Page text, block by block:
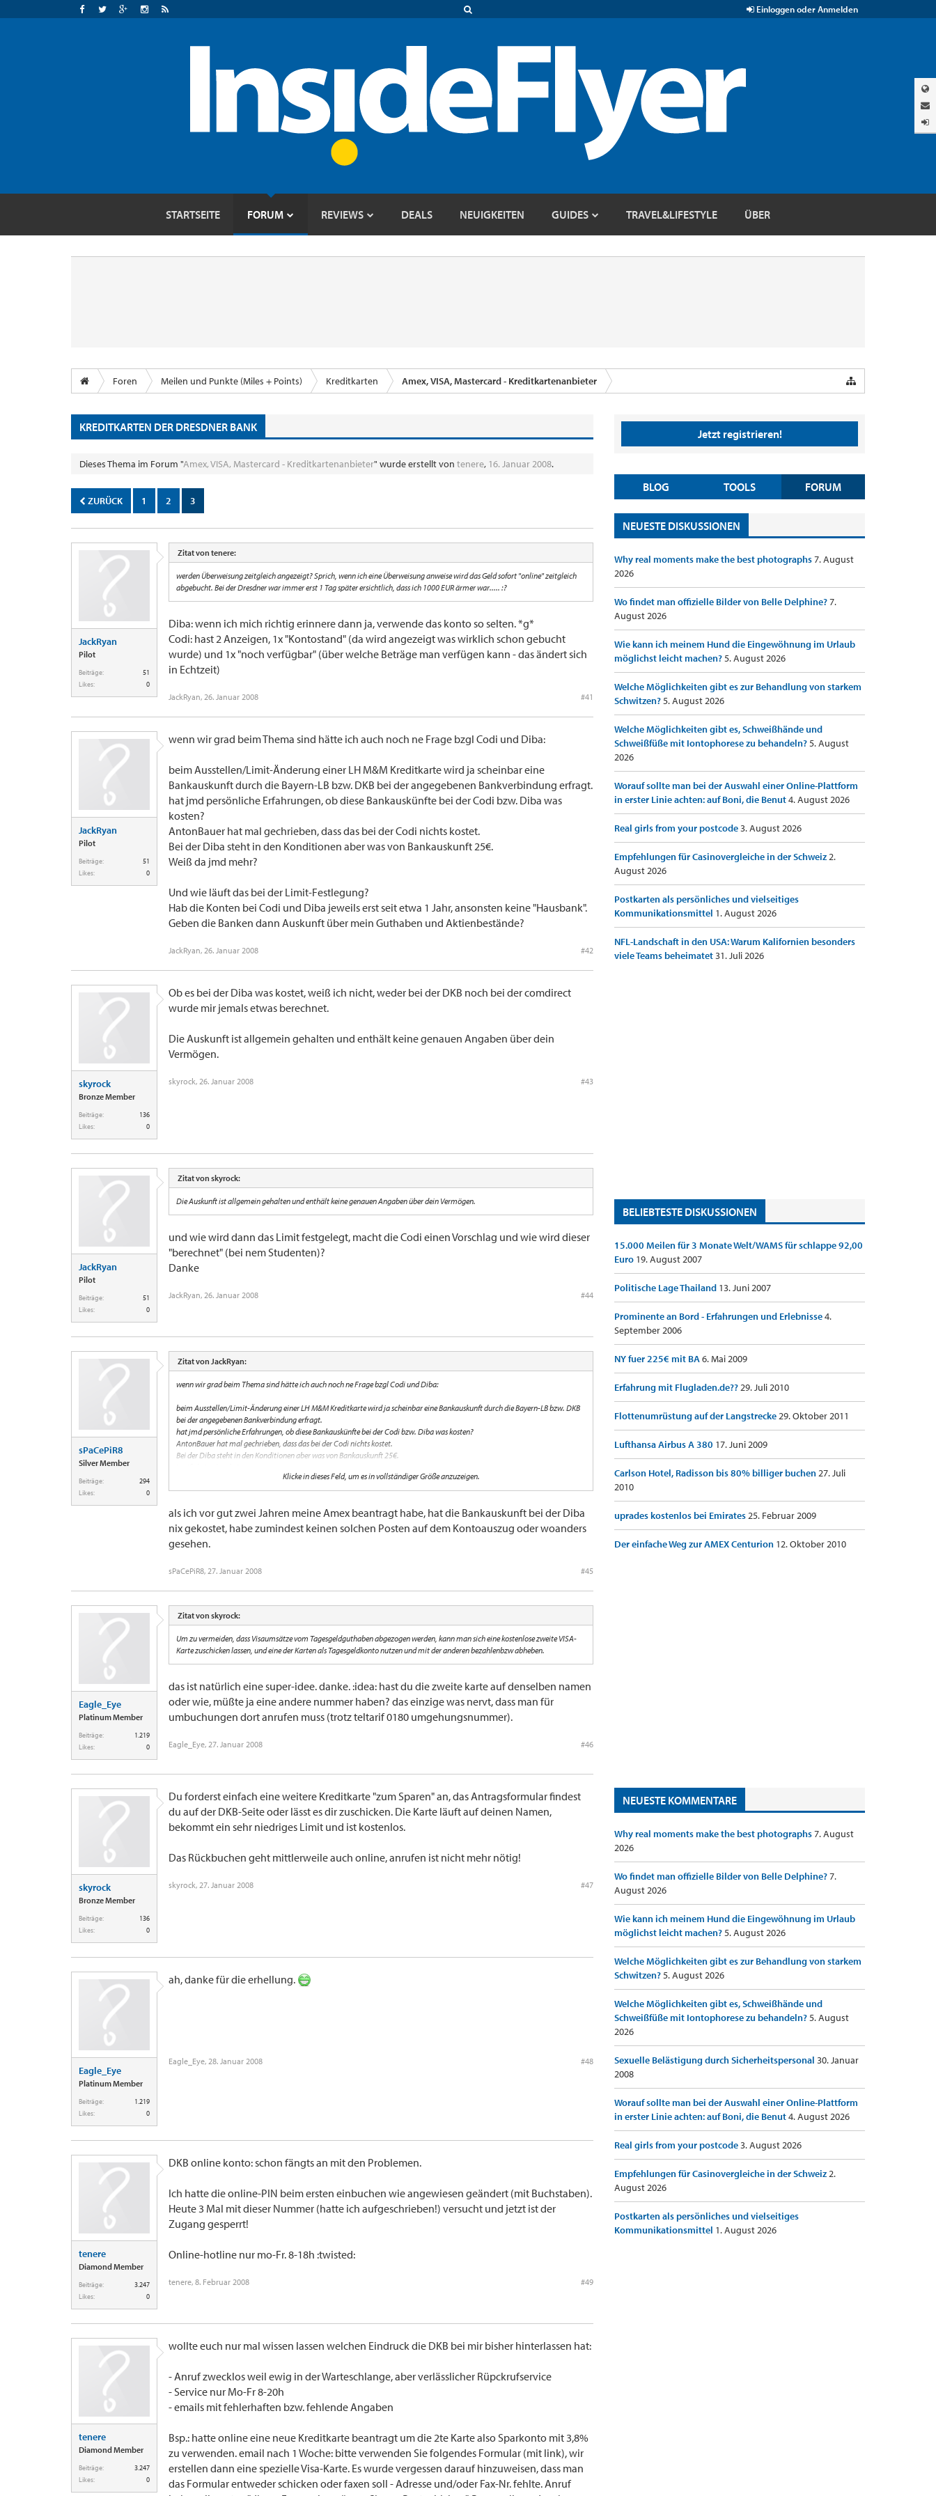
Einloggen oder Anmelden
STARTSEITE FORUM REVIEWS DEALS NEUIGKEITEN GUIDES TRAVEL&LIFESTYLE ÜBER
Foren Meilen und Punkte (Miles + Points) Kreditkarten Amex, VISA, Mastercard - Kreditkartenanbieter
KREDITKARTEN DER DRESDNER BANK
Dieses Thema im Forum "Amex, VISA, Mastercard - Kreditkartenanbieter" wurde erstellt von tenere, 16. Januar 2008.
ZURÜCK 1 2 3
JackRyan
Pilot
Beiträge:
51
Likes:
0
Zitat von tenere:
werden Überweisung zeitgleich angezeigt? Sprich, wenn ich eine Überweisung anweise wird das Geld sofort "online" zeitgleich
abgebucht. Bei der Dresdner war immer erst 1 Tag später ersichtlich, dass ich 1000 EUR ärmer war..... :?
Diba: wenn ich mich richtig erinnere dann ja, verwende das konto so selten. *g*
Codi: hast 2 Anzeigen, 1x "Kontostand" (da wird angezeigt was wirklich schon gebucht
wurde) und 1x "noch verfügbar" (über welche Beträge man verfügen kann - das ändert sich
in Echtzeit)
JackRyan, 26. Januar 2008 #41
JackRyan
Pilot
Beiträge:
51
Likes:
0
wenn wir grad beim Thema sind hätte ich auch noch ne Frage bzgl Codi und Diba:
beim Ausstellen/Limit-Änderung einer LH M&M Kreditkarte wird ja scheinbar eine
Bankauskunft durch die Bayern-LB bzw. DKB bei der angegebenen Bankverbindung erfragt.
hat jmd persönliche Erfahrungen, ob diese Bankauskünfte bei der Codi bzw. Diba was
kosten?
AntonBauer hat mal gechrieben, dass das bei der Codi nichts kostet.
Bei der Diba steht in den Konditionen aber was von Bankauskunft 25€.
Weiß da jmd mehr?
Und wie läuft das bei der Limit-Festlegung?
Hab die Konten bei Codi und Diba jeweils erst seit etwa 1 Jahr, ansonsten keine "Hausbank".
Geben die Banken dann Auskunft über mein Guthaben und Aktienbestände?
JackRyan, 26. Januar 2008 #42
skyrock
Bronze Member
Beiträge:
136
Likes:
0
Ob es bei der Diba was kostet, weiß ich nicht, weder bei der DKB noch bei der comdirect
wurde mir jemals etwas berechnet.
Die Auskunft ist allgemein gehalten und enthält keine genauen Angaben über dein
Vermögen.
skyrock, 26. Januar 2008 #43
JackRyan
Pilot
Beiträge:
51
Likes:
0
Zitat von skyrock:
Die Auskunft ist allgemein gehalten und enthält keine genauen Angaben über dein Vermögen.
und wie wird dann das Limit festgelegt, macht die Codi einen Vorschlag und wie wird dieser
"berechnet" (bei nem Studenten)?
Danke
JackRyan, 26. Januar 2008 #44
sPaCePiR8
Silver Member
Beiträge:
294
Likes:
0
Zitat von JackRyan:
wenn wir grad beim Thema sind hätte ich auch noch ne Frage bzgl Codi und Diba:
beim Ausstellen/Limit-Änderung einer LH M&M Kreditkarte wird ja scheinbar eine Bankauskunft durch die Bayern-LB bzw. DKB
bei der angegebenen Bankverbindung erfragt.
hat jmd persönliche Erfahrungen, ob diese Bankauskünfte bei der Codi bzw. Diba was kosten?
AntonBauer hat mal gechrieben, dass das bei der Codi nichts kostet.
Bei der Diba steht in den Konditionen aber was von Bankauskunft 25€.
Und wie läuft das bei der Limit-Festlegung?
Geben die Banken dann Auskunft über mein Guthaben und Aktienbestände?
Klicke in dieses Feld, um es in vollständiger Größe anzuzeigen.
als ich vor gut zwei Jahren meine Amex beantragt habe, hat die Bankauskunft bei der Diba
nix gekostet, habe zumindest keinen solchen Posten auf dem Kontoauszug oder woanders
gesehen.
sPaCePiR8, 27. Januar 2008 #45
Eagle_Eye
Platinum Member
Beiträge:
1.219
Likes:
0
Zitat von skyrock:
Um zu vermeiden, dass Visaumsätze vom Tagesgeldguthaben abgezogen werden, kann man sich eine kostenlose zweite VISA-
Karte zuschicken lassen, und eine der Karten als Tagesgeldkonto nutzen und mit der anderen bezahlenbzw abheben.
das ist natürlich eine super-idee. danke. :idea: hast du die zweite karte auf denselben namen
oder wie, müßte ja eine andere nummer haben? das einzige was nervt, dass man für
umbuchungen dort anrufen muss (trotz teltarif 0180 umgehungsnummer).
Eagle_Eye, 27. Januar 2008 #46
skyrock
Bronze Member
Beiträge:
136
Likes:
0
Du forderst einfach eine weitere Kreditkarte "zum Sparen" an, das Antragsformular findest
du auf der DKB-Seite oder lässt es dir zuschicken. Die Karte läuft auf deinen Namen,
bekommt ein sehr niedriges Limit und ist kostenlos.
Das Rückbuchen geht mittlerweile auch online, anrufen ist nicht mehr nötig!
skyrock, 27. Januar 2008 #47
Eagle_Eye
Platinum Member
Beiträge:
1.219
Likes:
0
ah, danke für die erhellung.
Eagle_Eye, 28. Januar 2008 #48
tenere
Diamond Member
Beiträge:
3.247
Likes:
0
DKB online konto: schon fängts an mit den Problemen.
Ich hatte die online-PIN beim ersten einbuchen wie angewiesen geändert (mit Buchstaben).
Heute 3 Mal mit dieser Nummer (hatte ich aufgeschrieben!) versucht und jetzt ist der
Zugang gesperrt!
Online-hotline nur mo-Fr. 8-18h :twisted:
tenere, 8. Februar 2008 #49
tenere
Diamond Member
Beiträge:
3.247
Likes:
0
wollte euch nur mal wissen lassen welchen Eindruck die DKB bei mir bisher hinterlassen hat:
- Anruf zwecklos weil ewig in der Warteschlange, aber verlässlicher Rüpckrufservice
- Service nur Mo-Fr 8-20h
- emails mit fehlerhaften bzw. fehlende Angaben
Bsp.: hatte online eine neue Kreditkarte beantragt um die 2te Karte also Sparkonto mit 3,8%
zu verwenden. email nach 1 Woche: bitte verwenden Sie folgendes Formular (mit link), wir
erstellen dann eine spezielle Visa-Karte. Es wurde vergessen darauf hinzuweisen, dass man
das Formular entweder schicken oder faxen soll - Adresse und/oder Fax-Nr. fehlte. Anruf
Jetzt registrieren!
BLOG TOOLS FORUM
NEUESTE DISKUSSIONEN
Why real moments make the best photographs7. August
2026
Wo findet man offizielle Bilder von Belle Delphine?7.
August 2026
Wie kann ich meinem Hund die Eingewöhnung im Urlaub
möglichst leicht machen?5. August 2026
Welche Möglichkeiten gibt es zur Behandlung von starkem
Schwitzen?5. August 2026
Welche Möglichkeiten gibt es, Schweißhände und
Schweißfüße mit Iontophorese zu behandeln?5. August
2026
Worauf sollte man bei der Auswahl einer Online-Plattform
in erster Linie achten: auf Boni, die Benut4. August 2026
Real girls from your postcode3. August 2026
Empfehlungen für Casinovergleiche in der Schweiz2.
August 2026
Postkarten als persönliches und vielseitiges
Kommunikationsmittel 1. August 2026
NFL-Landschaft in den USA: Warum Kalifornien besonders
viele Teams beheimatet31. Juli 2026
BELIEBTESTE DISKUSSIONEN
15.000 Meilen für 3 Monate Welt/WAMS für schlappe 92,00
Euro 19. August 2007
Politische Lage Thailand 13. Juni 2007
Prominente an Bord - Erfahrungen und Erlebnisse4.
September 2006
NY fuer 225€ mit BA6. Mai 2009
Erfahrung mit Flugladen.de??29. Juli 2010
Flottenumrüstung auf der Langstrecke29. Oktober 2011
Lufthansa Airbus A 380 17. Juni 2009
Carlson Hotel, Radisson bis 80% billiger buchen27. Juli
2010
uprades kostenlos bei Emirates25. Februar 2009
Der einfache Weg zur AMEX Centurion 12. Oktober 2010
NEUESTE KOMMENTARE
Why real moments make the best photographs7. August
2026
Wo findet man offizielle Bilder von Belle Delphine?7.
August 2026
Wie kann ich meinem Hund die Eingewöhnung im Urlaub
möglichst leicht machen?5. August 2026
Welche Möglichkeiten gibt es zur Behandlung von starkem
Schwitzen?5. August 2026
Welche Möglichkeiten gibt es, Schweißhände und
Schweißfüße mit Iontophorese zu behandeln?5. August
2026
Sexuelle Belästigung durch Sicherheitspersonal 30. Januar
2008
Worauf sollte man bei der Auswahl einer Online-Plattform
in erster Linie achten: auf Boni, die Benut4. August 2026
Real girls from your postcode3. August 2026
Empfehlungen für Casinovergleiche in der Schweiz2.
August 2026
Postkarten als persönliches und vielseitiges
Kommunikationsmittel 1. August 2026